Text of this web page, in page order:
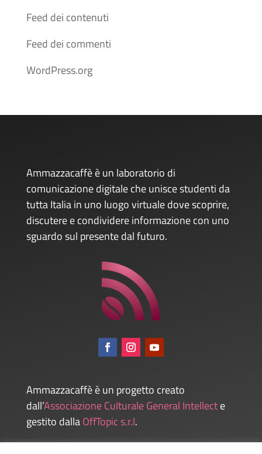
Feed dei contenuti
Feed dei commenti
WordPress.org
Ammazzacaffè è un laboratorio di
comunicazione digitale che unisce studenti da
tutta Italia in uno luogo virtuale dove scoprire,
discutere e condividere informazione con uno
sguardo sul presente dal futuro.
Ammazzacaffè è un progetto creato
dall’Associazione Culturale General Intellecte
gestito dallaOffTopic s.r.l.